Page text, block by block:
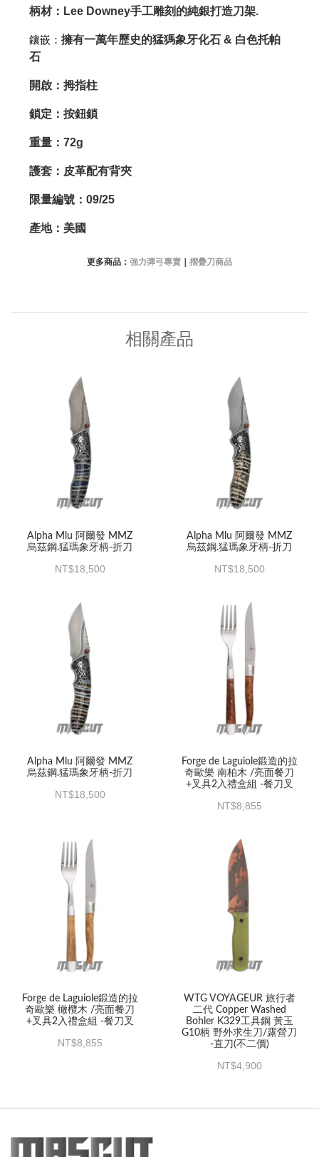
柄材：Lee Downey手工雕刻的純銀打造刀架.
鑲嵌： 擁有一萬年歷史的猛獁象牙化石 & 白色托帕
石
開啟：拇指柱
鎖定：按鈕鎖
重量：72g
護套：皮革配有背夾
限量編號：09/25
產地：美國
更多商品： 強力彈弓專賣 摺疊刀商品
相關產品
Alpha Mlu 阿爾發 MMZ
烏茲鋼.猛瑪象牙柄-折刀
18,500
Alpha Mlu 阿爾發 MMZ
烏茲鋼.猛瑪象牙柄-折刀
18,500
Alpha Mlu 阿爾發 MMZ
烏茲鋼.猛瑪象牙柄-折刀
18,500
Forge de Laguiole鍛造的拉
奇歐樂 南柏木 /亮面餐刀
+叉具2入禮盒組 -餐刀叉
8,855
Forge de Laguiole鍛造的拉
奇歐樂 橄欖木 /亮面餐刀
+叉具2入禮盒組 -餐刀叉
8,855
WTG VOYAGEUR 旅行者
二代 Copper Washed
Bohler K329工具鋼 黃玉
G10柄 野外求生刀/露營刀
-直刀(不二價)
4,900